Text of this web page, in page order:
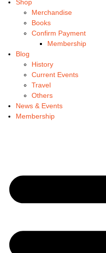
Shop
Merchandise
Books
Confirm Payment
Membership
Blog
History
Current Events
Travel
Others
News & Events
Membership